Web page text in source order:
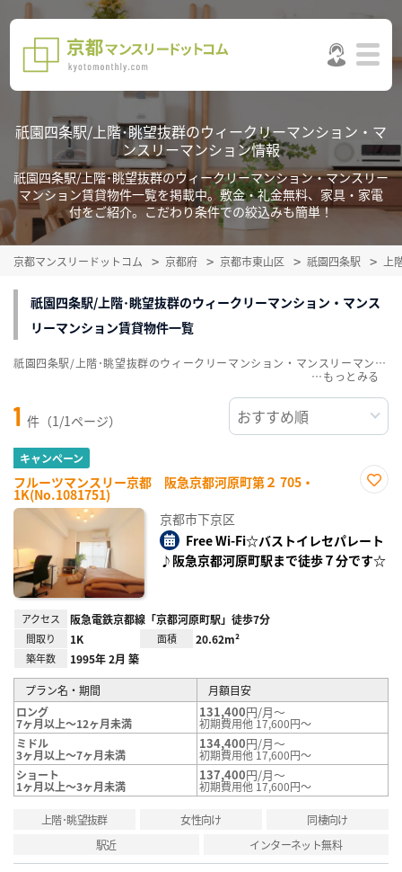
祇園四条駅/上階･眺望抜群のウィークリーマンション・マ
ンスリーマンション情報
祇園四条駅/上階･眺望抜群のウィークリーマンション・マンスリー
マンション賃貸物件一覧を掲載中。敷金・礼金無料、家具・家電
付をご紹介。こだわり条件での絞込みも簡単！
京都マンスリードットコム 京都府 京都市東山区 祇園四条駅 上
祇園四条駅/上階･眺望抜群のウィークリーマンション・マンス
リーマンション賃貸物件一覧
1 件（1/1ページ）
キャンペーン
フルーツマンスリー京都 阪急京都河原町第２ 705・
1K(No.1081751)
録
京都市下京区
Free Wi-Fi☆バストイレセパレート
♪阪急京都河原町駅まで徒歩７分です☆
アクセス 阪急電鉄京都線「京都河原町駅」徒歩7分
間取り 1K 面積 20.62m²
築年数 1995年 2月 築
プラン名・期間
月額目安
ロング
7ヶ月以上～12ヶ月未満
131,400円/月～
初期費用他 17,600円～
ミドル
3ヶ月以上～7ヶ月未満
134,400円/月～
初期費用他 17,600円～
ショート
1ヶ月以上～3ヶ月未満
137,400円/月～
初期費用他 17,600円～
上階･眺望抜群 女性向け
同棲向け
駅近
インターネット無料
祇園四条駅/上階･眺望抜群のウィークリーマンション・マンスリーマンション賃貸物件一覧を掲載中。敷金・礼金無料、家具・家電付をご紹介。こだわり条件での絞込みも簡単！
…